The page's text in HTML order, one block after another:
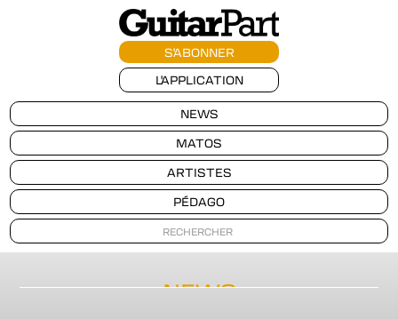
S'ABONNER
L'APPLICATION
NEWS
MATOS
ARTISTES
PÉDAGO
NEWS